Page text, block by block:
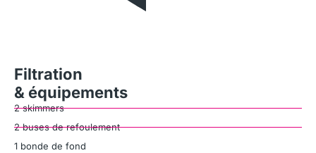
Filtration
& équipements
2 skimmers
2 buses de refoulement
1 bonde de fond